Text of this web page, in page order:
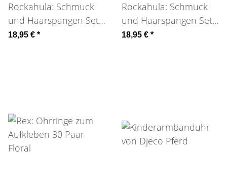
Rockahula: Schmuck
und Haarspangen Set
Dackel
18,95 € *
Rockahula: Schmuck
und Haarspangen Set
Einhorn 4tlg.
18,95 € *